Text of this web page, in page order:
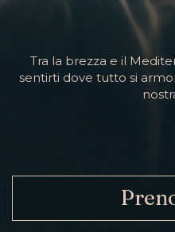
SQUADRA
PRENOTA
Tra la brezza e il
sentirti dove tutto si